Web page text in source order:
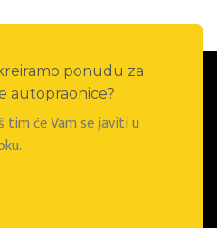
ponudu za
autopraonice?
tim će Vam se javiti u